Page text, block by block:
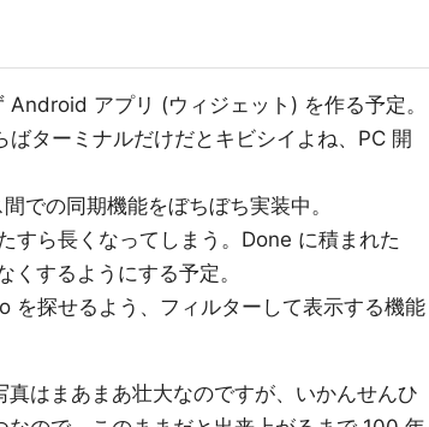
アプリ (ウィジェット) を作る予定。
ターミナルだけだとキビシイよね、PC 開
での同期機能をぼちぼち実装中。
すら長くなってしまう。Done に積まれた
するようにする予定。
を探せるよう、フィルターして表示する機能
はまあまあ壮大なのですが、いかんせんひ